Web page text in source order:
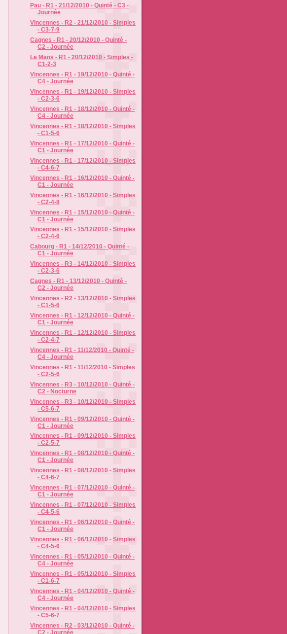
Pau - R1 - 21/12/2010 - Quinté - C3 -
Journée
Vincennes - R2 - 21/12/2010 - Simples
- C3-7-9
Cagnes - R1 - 20/12/2010 - Quinté -
C2 - Journée
Le Mans - R1 - 20/12/2010 - Simples -
C1-2-3
Vincennes - R1 - 19/12/2010 - Quinté -
C4 - Journée
Vincennes - R1 - 19/12/2010 - Simples
- C2-3-6
Vincennes - R1 - 18/12/2010 - Quinté -
C4 - Journée
Vincennes - R1 - 18/12/2010 - Simples
- C1-5-6
Vincennes - R1 - 17/12/2010 - Quinté -
C1 - Journée
Vincennes - R1 - 17/12/2010 - Simples
- C4-6-7
Vincennes - R1 - 16/12/2010 - Quinté -
C1 - Journée
Vincennes - R1 - 16/12/2010 - Simples
- C2-4-8
Vincennes - R1 - 15/12/2010 - Quinté -
C1 - Journée
Vincennes - R1 - 15/12/2010 - Simples
- C2-4-6
Cabourg - R1 - 14/12/2010 - Quinté -
C1 - Journée
Vincennes - R3 - 14/12/2010 - Simples
- C2-3-6
Cagnes - R1 - 13/12/2010 - Quinté -
C2 - Journée
Vincennes - R2 - 13/12/2010 - Simples
- C1-5-6
Vincennes - R1 - 12/12/2010 - Quinté -
C1 - Journée
Vincennes - R1 - 12/12/2010 - Simples
- C2-4-7
Vincennes - R1 - 11/12/2010 - Quinté -
C4 - Journée
Vincennes - R1 - 11/12/2010 - Simples
- C2-5-6
Vincennes - R3 - 10/12/2010 - Quinté -
C2 - Nocturne
Vincennes - R3 - 10/12/2010 - Simples
- C5-6-7
Vincennes - R1 - 09/12/2010 - Quinté -
C1 - Journée
Vincennes - R1 - 09/12/2010 - Simples
- C2-5-7
Vincennes - R1 - 08/12/2010 - Quinté -
C1 - Journée
Vincennes - R1 - 08/12/2010 - Simples
- C4-6-7
Vincennes - R1 - 07/12/2010 - Quinté -
C1 - Journée
Vincennes - R1 - 07/12/2010 - Simples
- C4-5-6
Vincennes - R1 - 06/12/2010 - Quinté -
C1 - Journée
Vincennes - R1 - 06/12/2010 - Simples
- C4-5-6
Vincennes - R1 - 05/12/2010 - Quinté -
C4 - Journée
Vincennes - R1 - 05/12/2010 - Simples
- C1-6-7
Vincennes - R1 - 04/12/2010 - Quinté -
C4 - Journée
Vincennes - R1 - 04/12/2010 - Simples
- C5-6-7
Vincennes - R2 - 03/12/2010 - Quinté -
C2 - Journée